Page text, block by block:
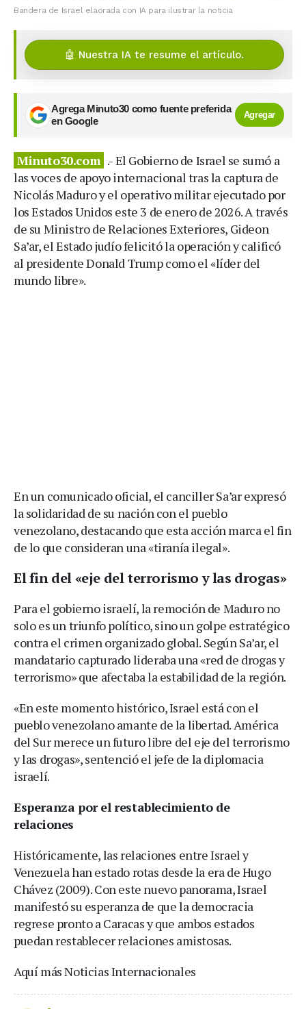
Bandera de Israel elaorada con IA para ilustrar la noticia
🤖 Nuestra IA te resume el artículo.
Agrega Minuto30 como fuente preferida
en Google
Agregar
Minuto30.com .- El Gobierno de Israel se sumó a
las voces de apoyo internacional tras la captura de
Nicolás Maduro y el operativo militar ejecutado por
los Estados Unidos este 3 de enero de 2026. A través
de su Ministro de Relaciones Exteriores, Gideon
Sa’ar, el Estado judío felicitó la operación y calificó
al presidente Donald Trump como el «líder del
mundo libre».
En un comunicado oficial, el canciller Sa’ar expresó
la solidaridad de su nación con el pueblo
venezolano, destacando que esta acción marca el fin
de lo que consideran una «tiranía ilegal».
El fin del «eje del terrorismo y las drogas»
Para el gobierno israelí, la remoción de Maduro no
solo es un triunfo político, sino un golpe estratégico
contra el crimen organizado global. Según Sa’ar, el
mandatario capturado lideraba una «red de drogas y
terrorismo» que afectaba la estabilidad de la región.
«En este momento histórico, Israel está con el
pueblo venezolano amante de la libertad. América
del Sur merece un futuro libre del eje del terrorismo
y las drogas», sentenció el jefe de la diplomacia
israelí.
Esperanza por el restablecimiento de
relaciones
Históricamente, las relaciones entre Israel y
Venezuela han estado rotas desde la era de Hugo
Chávez (2009). Con este nuevo panorama, Israel
manifestó su esperanza de que la democracia
regrese pronto a Caracas y que ambos estados
puedan restablecer relaciones amistosas.
Aquí más Noticias Internacionales